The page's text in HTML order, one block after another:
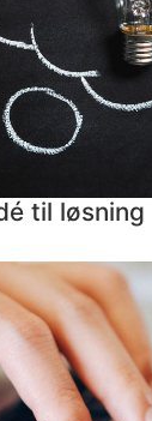
til løsning